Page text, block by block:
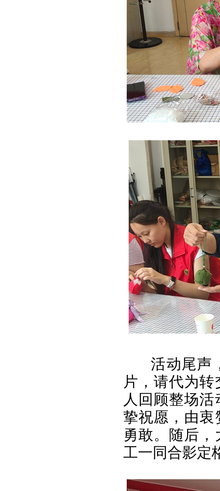
活动尾声
片，请代为
人回顾整场
挚祝愿，由衷
勇敢。随后
工一同合影定